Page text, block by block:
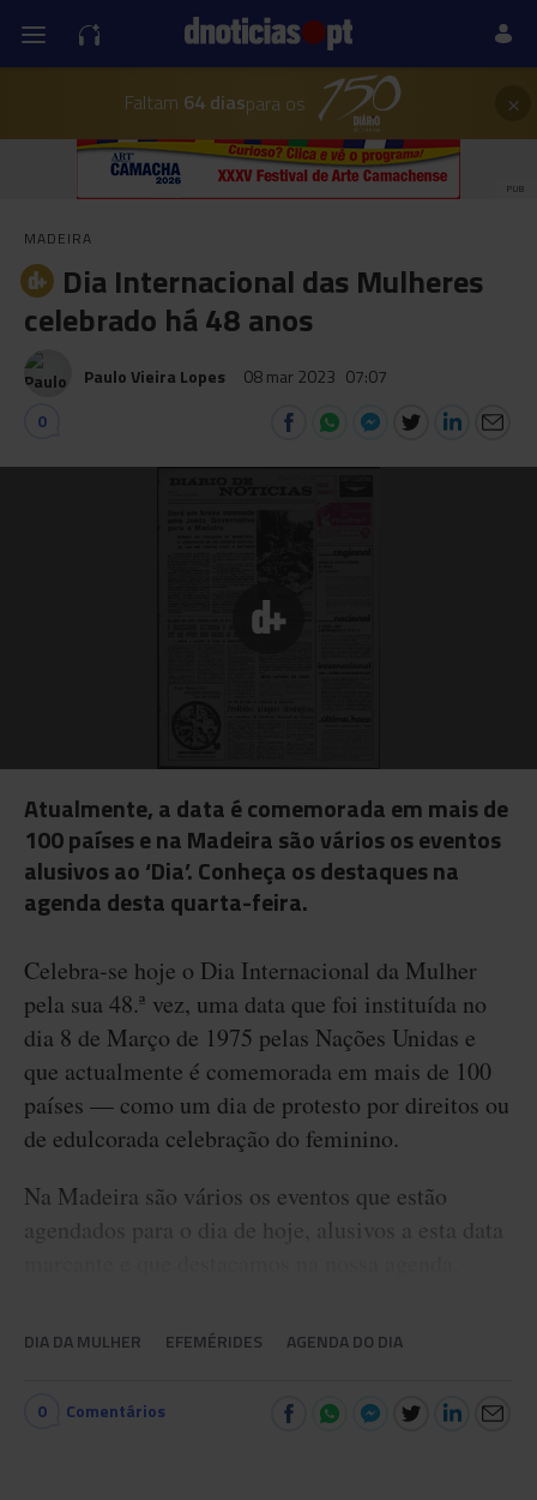
Faltam 64 diaspara os ×
PUB
MADEIRA
Dia Internacional das Mulheres
celebrado há 48 anos
Paulo Vieira Lopes 08 mar 2023 07:07
0
Atualmente, a data é comemorada em mais de
100 países e na Madeira são vários os eventos
alusivos ao ‘Dia’. Conheça os destaques na
agenda desta quarta-feira.
Celebra-se hoje o Dia Internacional da Mulher
pela sua 48.ª vez, uma data que foi instituída no
dia 8 de Março de 1975 pelas Nações Unidas e
que actualmente é comemorada em mais de 100
países — como um dia de protesto por direitos ou
de edulcorada celebração do feminino.
Na Madeira são vários os eventos que estão
agendados para o dia de hoje, alusivos a esta data
DIA DA MULHER EFEMÉRIDES AGENDA DO DIA
0 Comentários